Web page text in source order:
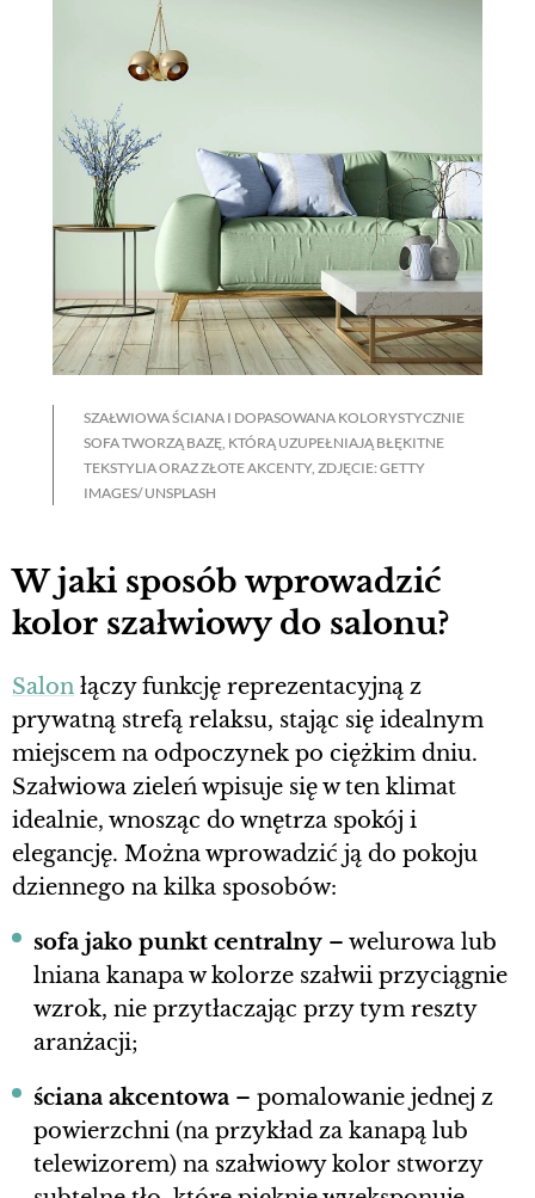
SZAŁWIOWA ŚCIANA I DOPASOWANA KOLORYSTYCZNIE
SOFA TWORZĄ BAZĘ, KTÓRĄ UZUPEŁNIAJĄ BŁĘKITNE
TEKSTYLIA ORAZ ZŁOTE AKCENTY, ZDJĘCIE: GETTY
IMAGES/ UNSPLASH
W jaki sposób wprowadzić
kolor szałwiowy do salonu?
Salon łączy funkcję reprezentacyjną z
prywatną strefą relaksu, stając się idealnym
miejscem na odpoczynek po ciężkim dniu.
Szałwiowa zieleń wpisuje się w ten klimat
idealnie, wnosząc do wnętrza spokój i
elegancję. Można wprowadzić ją do pokoju
dziennego na kilka sposobów:
sofa jako punkt centralny – welurowa lub
lniana kanapa w kolorze szałwii przyciągnie
wzrok, nie przytłaczając przy tym reszty
aranżacji;
ściana akcentowa – pomalowanie jednej z
powierzchni (na przykład za kanapą lub
telewizorem) na szałwiowy kolor stworzy